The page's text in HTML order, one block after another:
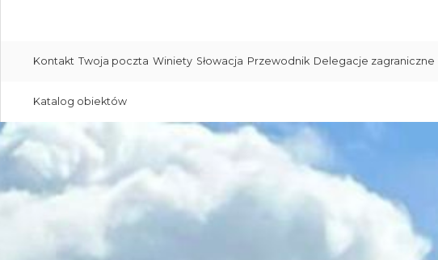
Kontakt Twoja poczta Winiety Słowacja Przewodnik Delegacje zagraniczne
Katalog obiektów